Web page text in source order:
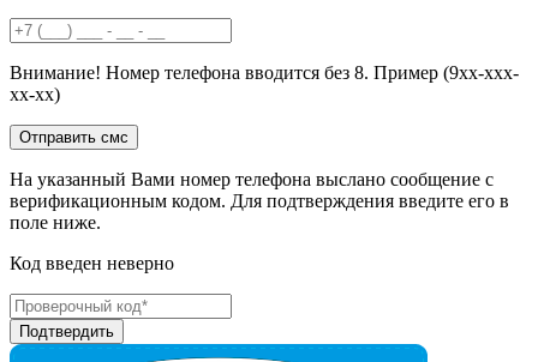
Внимание! Номер телефона вводится без 8. Пример (9хх-ххх-
хх-хх)
На указанный Вами номер телефона выслано сообщение с
верификационным кодом. Для подтверждения введите его в
поле ниже.
Код введен неверно